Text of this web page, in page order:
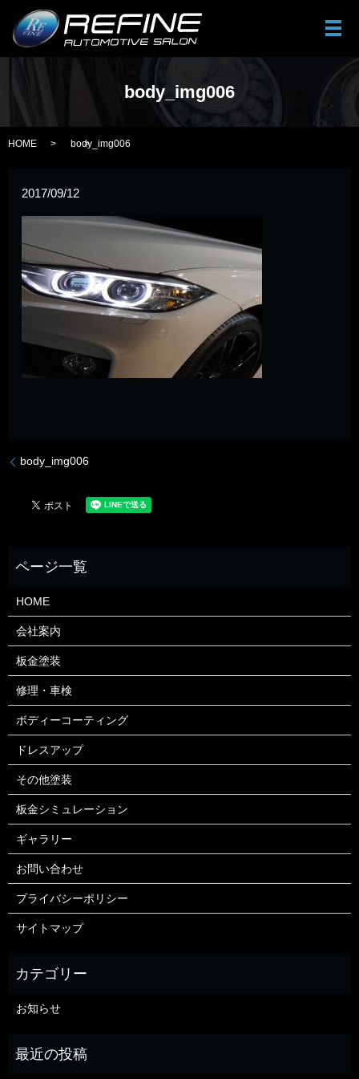
メ
body_img006
HOME body_img006
2017/09/12
body_img006
HOME
会社案内
板金塗装
修理・車検
ボディーコーティング
ドレスアップ
その他塗装
板金シミュレーション
ギャラリー
お問い合わせ
プライバシーポリシー
サイトマップ
お知らせ